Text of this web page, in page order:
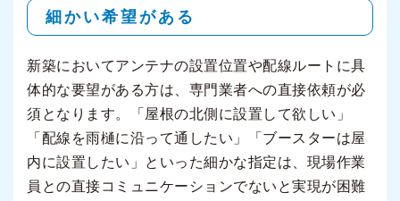
細かい希望がある
新築においてアンテナの設置位置や配線ルートに具
体的な要望がある方は、専門業者への直接依頼が必
須となります。「屋根の北側に設置して欲しい」
「配線を雨樋に沿って通したい」「ブースターは屋
内に設置したい」といった細かな指定は、現場作業
員との直接コミュニケーションでないと実現が困難